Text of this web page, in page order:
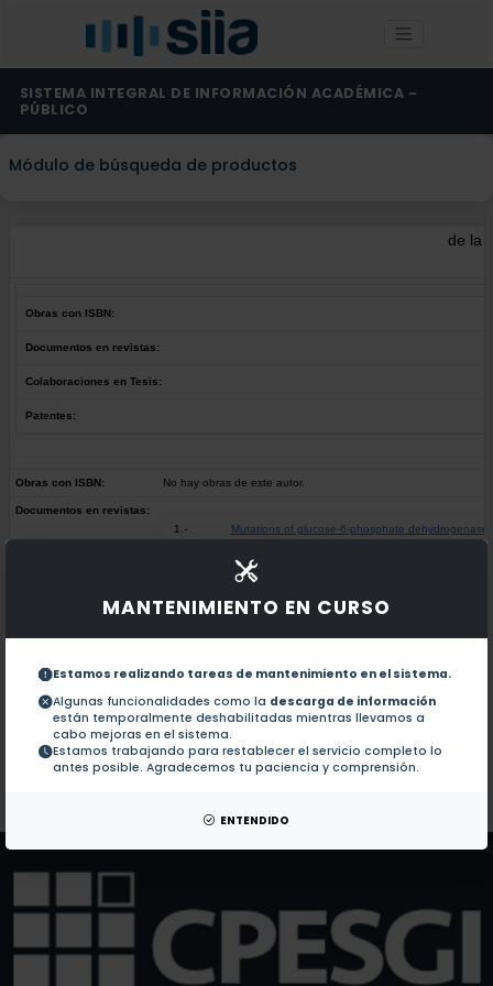
MANTENIMIENTO EN CURSO
Estamos realizando tareas de mantenimiento en el sistema.
Algunas funcionalidades como la descarga de información
están temporalmente deshabilitadas mientras llevamos a
cabo mejoras en el sistema.
Estamos trabajando para restablecer el servicio completo lo
antes posible. Agradecemos tu paciencia y comprensión.
ENTENDIDO
SISTEMA INTEGRAL DE INFORMACIÓN ACADÉMICA -
PÚBLICO
Módulo de búsqueda de productos
de la
Obras con ISBN:
Documentos en revistas:
Colaboraciones en Tesis:
Patentes:
Obras con ISBN: No hay obras de este autor.
Documentos en revistas:
1.-
Mutations of glucose-6-phosphate
4.- Structural effects of protein aging: Terminal
No hay patentes de este autor.